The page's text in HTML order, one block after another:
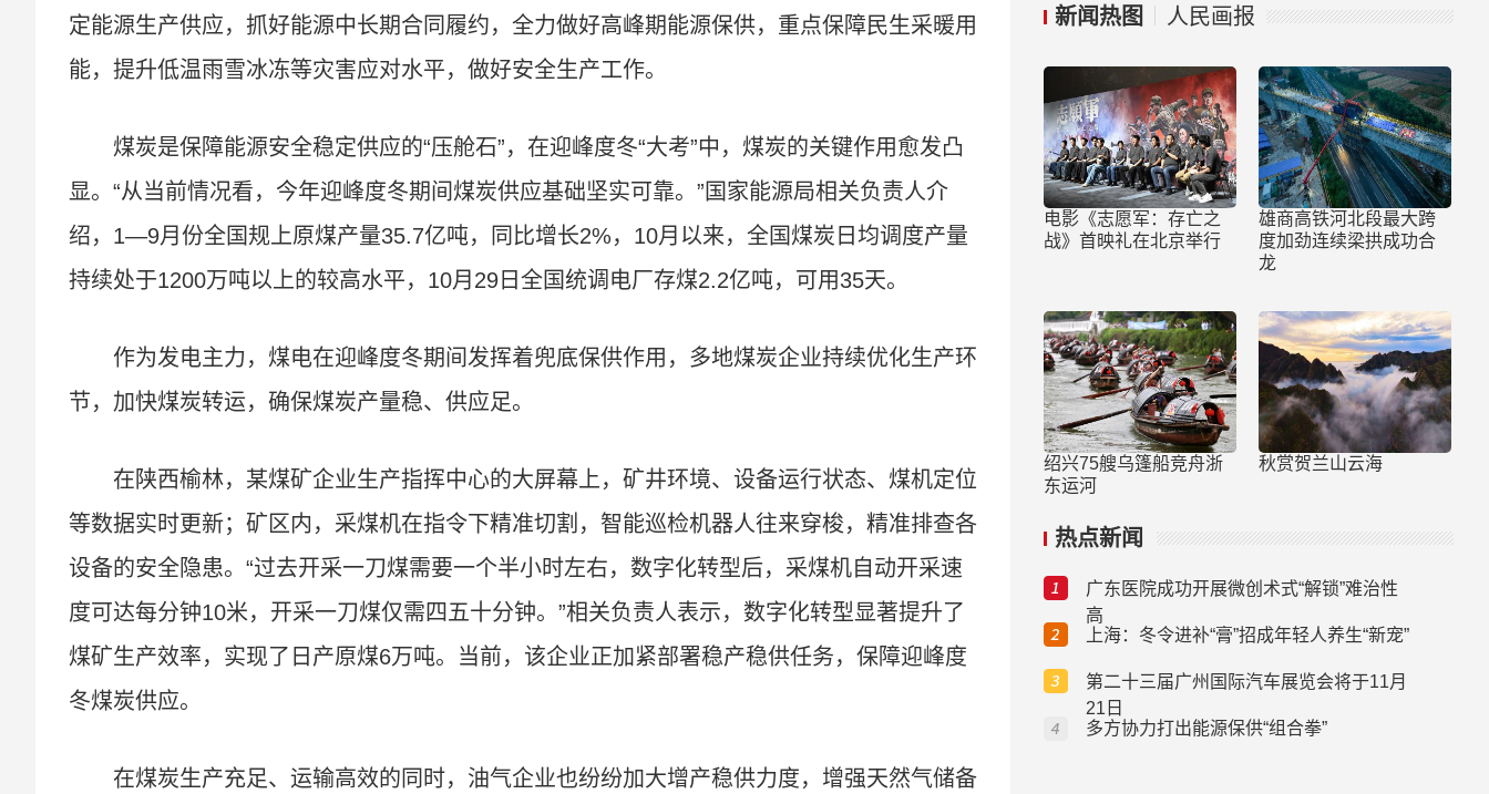
定能源生产供应，抓好能源中长期合同履约，全力做好高峰期能源保供，重点保障民生采暖用
能，提升低温雨雪冰冻等灾害应对水平，做好安全生产工作。
煤炭是保障能源安全稳定供应的“压舱石”，在迎峰度冬“大考”中，煤炭的关键作用愈发凸
显。“从当前情况看，今年迎峰度冬期间煤炭供应基础坚实可靠。”国家能源局相关负责人介
绍，1—9月份全国规上原煤产量35.7亿吨，同比增长2%，10月以来，全国煤炭日均调度产量
持续处于1200万吨以上的较高水平，10月29日全国统调电厂存煤2.2亿吨，可用35天。
作为发电主力，煤电在迎峰度冬期间发挥着兜底保供作用，多地煤炭企业持续优化生产环
节，加快煤炭转运，确保煤炭产量稳、供应足。
在陕西榆林，某煤矿企业生产指挥中心的大屏幕上，矿井环境、设备运行状态、煤机定位
等数据实时更新；矿区内，采煤机在指令下精准切割，智能巡检机器人往来穿梭，精准排查各
设备的安全隐患。“过去开采一刀煤需要一个半小时左右，数字化转型后，采煤机自动开采速
度可达每分钟10米，开采一刀煤仅需四五十分钟。”相关负责人表示，数字化转型显著提升了
煤矿生产效率，实现了日产原煤6万吨。当前，该企业正加紧部署稳产稳供任务，保障迎峰度
冬煤炭供应。
在煤炭生产充足、运输高效的同时，油气企业也纷纷加大增产稳供力度，增强天然气储备
新闻热图 人民画报
电影《志愿军：存亡之
战》首映礼在北京举行
雄商高铁河北段最大跨
度加劲连续梁拱成功合
龙
绍兴75艘乌篷船竞舟浙
东运河
秋赏贺兰山云海
热点新闻
广东医院成功开展微创术式“解锁”难治性
高
上海：冬令进补“膏”招成年轻人养生“新宠”
第二十三届广州国际汽车展览会将于11月
21日
多方协力打出能源保供“组合拳”